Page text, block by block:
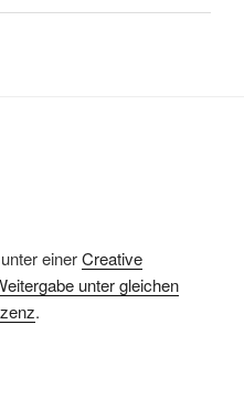
einerCreative
unter gleichen
.